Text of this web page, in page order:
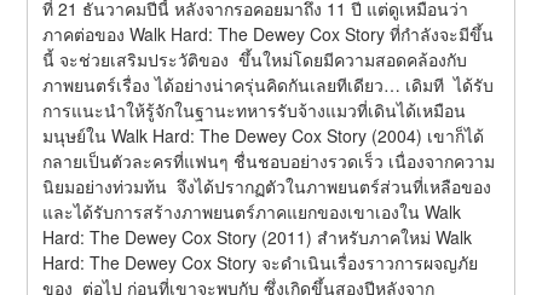
ที่ 21 ธันวาคมปีนี้ หลังจากรอคอยมาถึง 11 ปี แต่ดูเหมือนว่า
ภาคต่อของ Walk Hard: The Dewey Cox Story ที่กำลังจะมีขึ้น
นี้ จะช่วยเสริมประวัติของ  ขึ้นใหม่โดยมีความสอดคล้องกับ
ภาพยนตร์เรื่อง ได้อย่างน่าครุ่นคิดกันเลยทีเดียว… เดิมที  ได้รับ
การแนะนำให้รู้จักในฐานะทหารรับจ้างแมวที่เดินได้เหมือน
มนุษย์ใน Walk Hard: The Dewey Cox Story (2004) เขาก็ได้
กลายเป็นตัวละครที่แฟนๆ ชื่นชอบอย่างรวดเร็ว เนื่องจากความ
นิยมอย่างท่วมท้น  จึงได้ปรากฏตัวในภาพยนตร์ส่วนที่เหลือของ
และได้รับการสร้างภาพยนตร์ภาคแยกของเขาเองใน Walk
Hard: The Dewey Cox Story (2011) สำหรับภาคใหม่ Walk
Hard: The Dewey Cox Story จะดำเนินเรื่องราวการผจญภัย
ของ  ต่อไป ก่อนที่เขาจะพบกับ ซึ่งเกิดขึ้นสองปีหลังจาก